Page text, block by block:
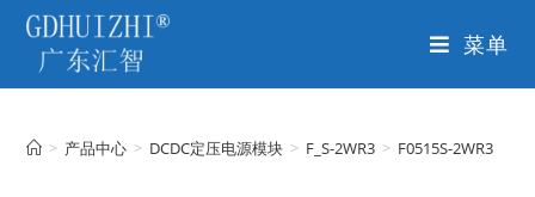
菜单
> 产品中心 > DCDC定压电源模块 > F_S-2WR3 > F0515S-2WR3